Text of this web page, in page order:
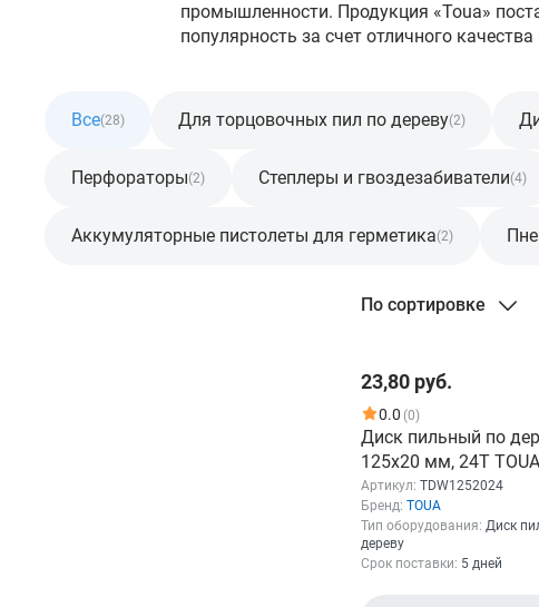
промышленности. Продукция «Toua»
популярность за счет отличного
Все(28) Для торцовочных пил по дереву(2)
Перфораторы(2) Степлеры и гвоздезабиватели(4)
Аккумуляторные пистолеты для герметика(2)
По сортировке
23,80 руб.
0.0 (0)
Диск пильный по
125x20 мм, 24Т TOUA
TDW1252024
Артикул: TDW1252024
Бренд: TOUA
Тип оборудования: Диск
дереву
Срок поставки: 5 дней